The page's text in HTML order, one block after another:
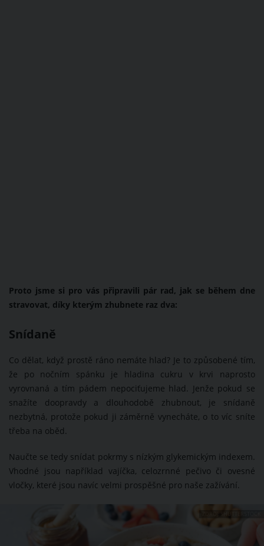
Proto jsme si pro vás připravili pár rad, jak se během dne
stravovat, díky kterým zhubnete raz dva:
Snídaně
Co dělat, když prostě ráno nemáte hlad? Je to způsobené tím,
že po nočním spánku je hladina cukru v krvi naprosto
vyrovnaná a tím pádem nepociťujeme hlad. Jenže pokud se
snažíte doopravdy a dlouhodobě zhubnout, je snídaně
nezbytná, protože pokud ji záměrně vynecháte, o to víc sníte
třeba na oběd.
Naučte se tedy snídat pokrmy s nízkým glykemickým indexem.
Vhodné jsou například vajíčka, celozrnné pečivo či ovesné
vločky, které jsou navíc velmi prospěšné pro naše zažívání.